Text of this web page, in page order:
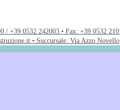
/ +39 0532 242003 • Fax: +39 0532
• Succursale: Via Azzo